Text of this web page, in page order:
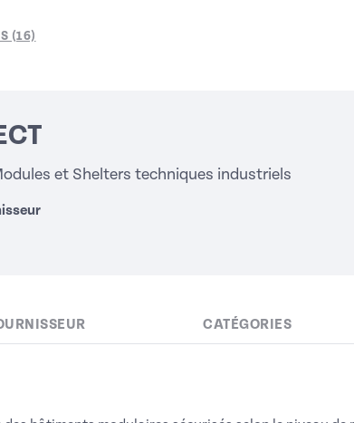
(16)
et Shelters techniques industriels
CATÉGORIES